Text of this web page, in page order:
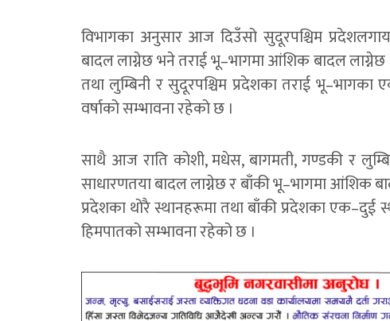
विभागका अनुसार आज दिउँसो सुदूरपश्चिम
बादल लाग्नेछ भने तराई भू–भागमा आंशिक बादल लाग्नेछ
तथा लुम्बिनी र सुदूरपश्चिम प्रदेशका तराई
वर्षाको सम्भावना रहेको छ ।
साथै आज राति कोशी, मधेस, बागमती, गण्डकी र
साधारणतया बादल लाग्नेछ र बाँकी भू–भागमा आंशिक
प्रदेशका थोरै स्थानहरूमा तथा बाँकी प्रदेशका एक–दुई
हिमपातको सम्भावना रहेको छ ।